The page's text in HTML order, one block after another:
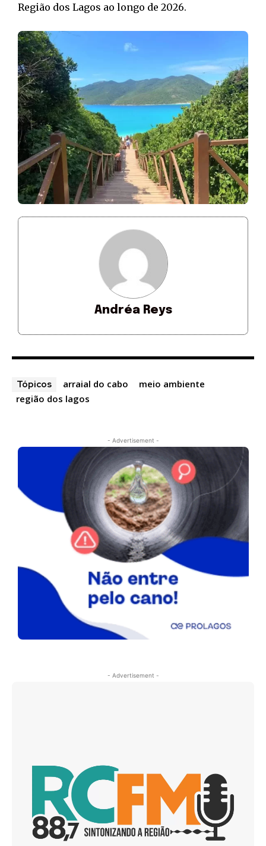
Região dos Lagos ao longo de 2026.
Andréa Reys
Tópicos arraial do cabo
meio ambiente
região dos lagos
- Advertisement -
- Advertisement -